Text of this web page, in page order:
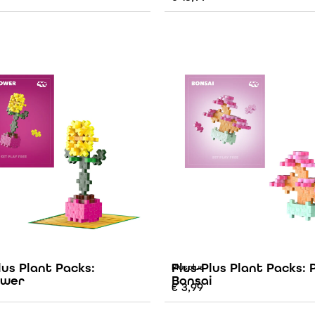
Plant Packs:
Plusplus
Plus-Plus Plant Packs:
Bonsai
€3,99